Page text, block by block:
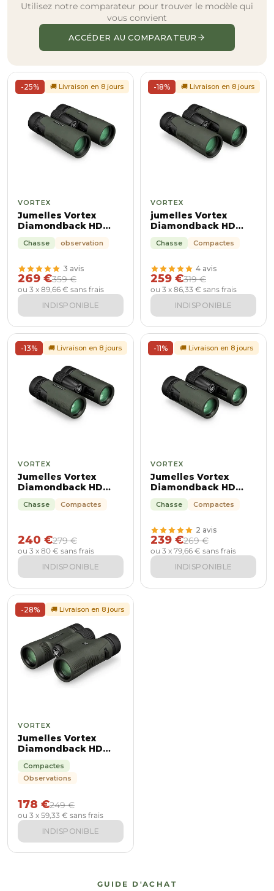
Utilisez notre comparateur pour trouver le modèle qui
vous convient
ACCÉDER AU COMPARATEUR
-25% 🚚 Livraison en 8 jours
VORTEX
Jumelles Vortex
Diamondback HD
10x42
Chasse observation
3 avis
269 €359 €
ou 3 x 89,66 € sans frais
INDISPONIBLE
-18% 🚚 Livraison en 8 jours
VORTEX
jumelles Vortex
Diamondback HD
8X42
Chasse Compactes
4 avis
259 €319 €
ou 3 x 86,33 € sans frais
INDISPONIBLE
-13% 🚚 Livraison en 8 jours
VORTEX
Jumelles Vortex
Diamondback HD
8x32
Chasse Compactes
240 €279 €
ou 3 x 80 € sans frais
INDISPONIBLE
-11% 🚚 Livraison en 8 jours
VORTEX
Jumelles Vortex
Diamondback HD
10x32
Chasse Compactes
2 avis
239 €269 €
ou 3 x 79,66 € sans frais
INDISPONIBLE
-28% 🚚 Livraison en 8 jours
VORTEX
Jumelles Vortex
Diamondback HD
10X28
Compactes
Observations
178 €249 €
ou 3 x 59,33 € sans frais
INDISPONIBLE
GUIDE D'ACHAT